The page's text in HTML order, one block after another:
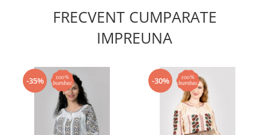
FRECVENT CUMPARATE
IMPREUNA
-35% -30%